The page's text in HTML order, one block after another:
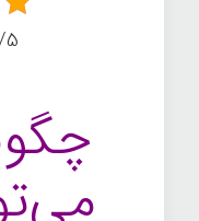
5/5 -